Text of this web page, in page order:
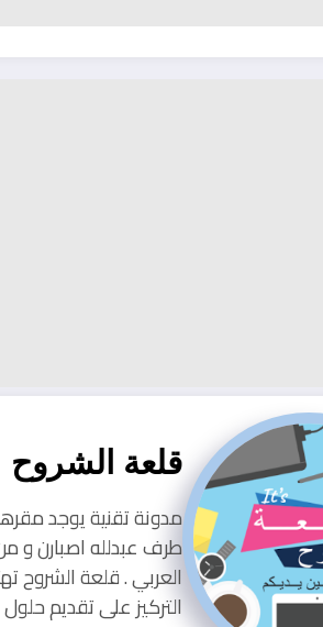
قلعة الشروح
طرف عبدلله اصبارن و
العربي . قلعة الشروح
التركيز على تقديم